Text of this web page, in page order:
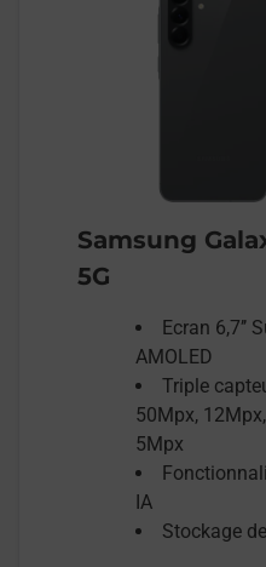
Samsung
5G
Ecran 6,7’’
AMOLED
Triple
50Mpx, 12Mpx,
5Mpx
IA
Stockage